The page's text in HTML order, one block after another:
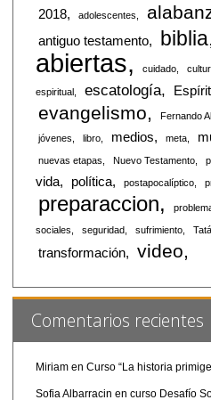
2018 adolescentes
antiguo testamento biblia
abiertas
cuidado
espiritual escatología
evangelismo Fernando
jóvenes libro medios meta
nuevas etapas Nuevo Testamento
vida
política postapocalíptico
preparaccion
sociales seguridad sufrimiento
transformación
video
Comentarios recientes
Miriamen Curso “La historia
Sofia Albarracin en curso Desafío